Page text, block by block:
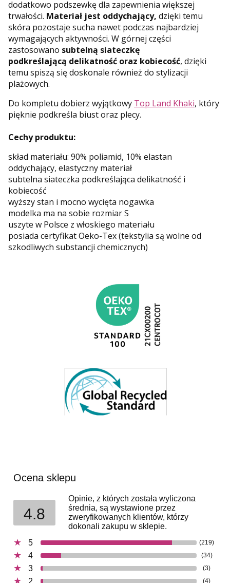
dodatkowo podszewkę dla zapewnienia większej
trwałości. Materiał jest oddychający, dzięki temu
skóra pozostaje sucha nawet podczas najbardziej
wymagających aktywności. W górnej części
zastosowano subtelną siateczkę
podkreślającą delikatność oraz kobiecość, dzięki
temu spiszą się doskonale również do stylizacji
plażowych.
Do kompletu dobierz wyjątkowy Top Land Khaki, który
pięknie podkreśla biust oraz plecy.
Cechy produktu:
skład materiału: 90% poliamid, 10% elastan
oddychający, elastyczny materiał
subtelna siateczka podkreślająca delikatność i
kobiecość
wyższy stan i mocno wycięta nogawka
modelka ma na sobie rozmiar S
uszyte w Polsce z włoskiego materiału
posiada certyfikat Oeko-Tex (tekstylia są wolne od
szkodliwych substancji chemicznych)
Ocena sklepu
4.8
Opinie, z których została wyliczona
średnia, są wystawione przez
zweryfikowanych klientów, którzy
dokonali zakupu w sklepie.
5
(219)
4 (34)
3 (3)
2 (4)